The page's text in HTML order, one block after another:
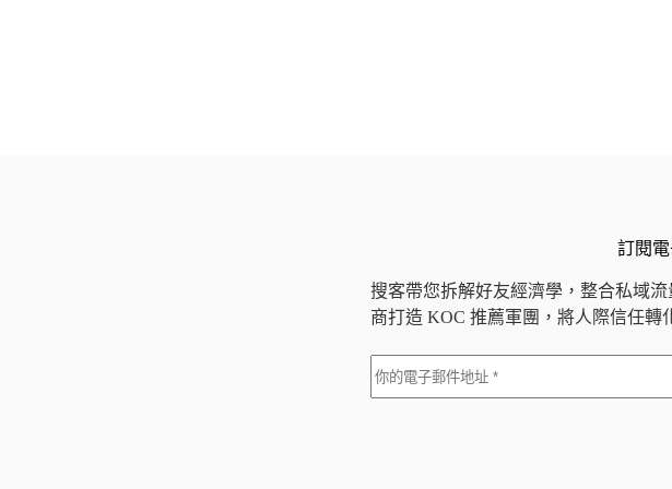
訂閱
搜客帶您拆解好友經濟學，整合私域
商打造 KOC 推薦軍團，將人際信任轉